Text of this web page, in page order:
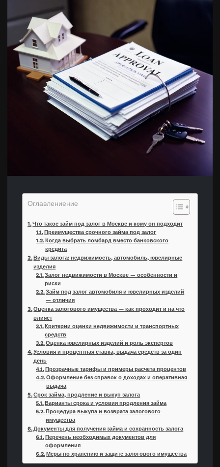
Оглавлениение
Что такое займ под залог в Москве и кому он подходит
Преимущества срочного займа под залог
Когда выбрать ломбард вместо банковского
кредита
Виды залога: недвижимость, автомобиль, ювелирные
изделия
Залог недвижимости в Москве — особенности и
риски
Займ под залог автомобиля и ювелирных изделий
— отличия
Оценка залогового имущества — как проходит и на что
влияет
Критерии оценки недвижимости и транспортных
средств
Оценка ювелирных изделий и роль экспертов
Условия и процентная ставка, выдача средств за один
день
Прозрачные тарифы и примеры расчета процентов
Оформление без справок о доходах и оперативная
выдача
Срок займа, продление и выкуп залога
Варианты срока и условия продления займа
Процедура выкупа и возврата залогового
имущества
Документы для получения займа и сохранность залога
Перечень необходимых документов для
оформления
Меры по хранению и защите залогового имущества